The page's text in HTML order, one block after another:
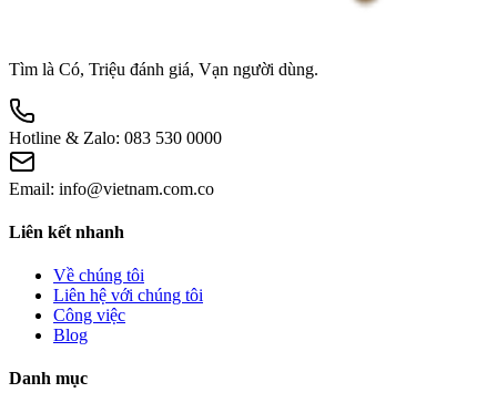
Tìm là Có, Triệu đánh giá, Vạn người dùng.
Hotline & Zalo: 083 530 0000
Email: info@vietnam.com.co
Liên kết nhanh
Về chúng tôi
Liên hệ với chúng tôi
Công việc
Blog
Danh mục